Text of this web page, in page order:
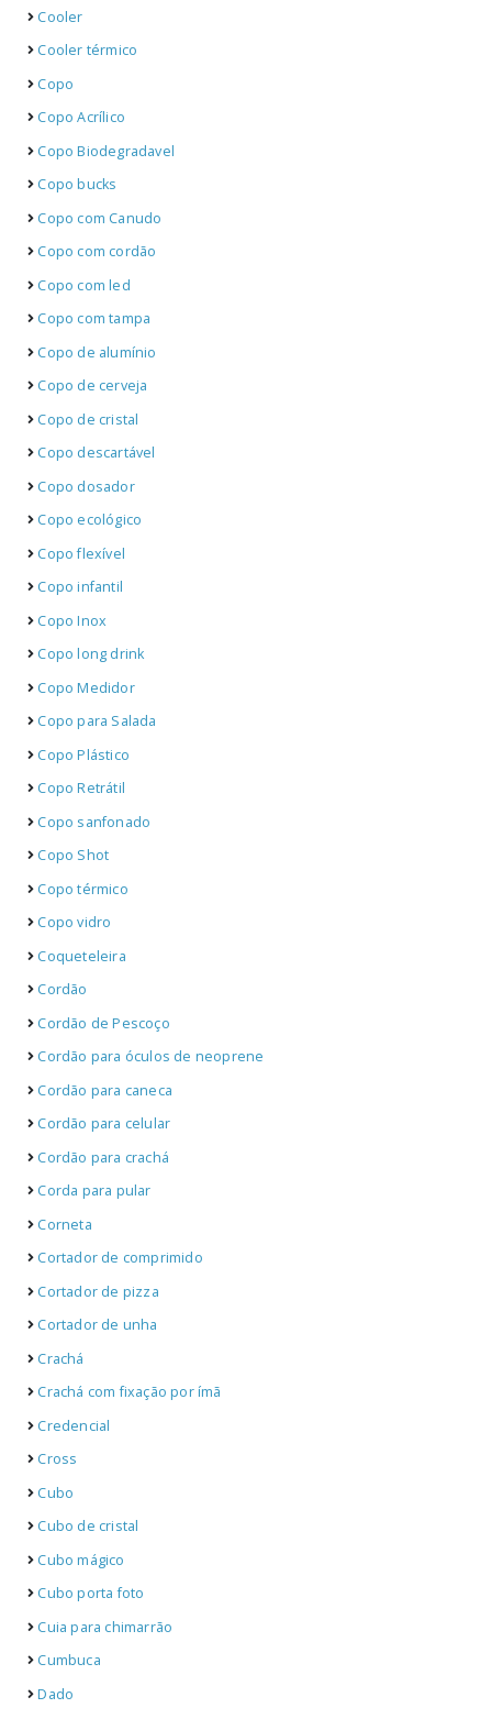
Cooler
Cooler térmico
Copo
Copo Acrílico
Copo Biodegradavel
Copo bucks
Copo com Canudo
Copo com cordão
Copo com led
Copo com tampa
Copo de alumínio
Copo de cerveja
Copo de cristal
Copo descartável
Copo dosador
Copo ecológico
Copo flexível
Copo infantil
Copo Inox
Copo long drink
Copo Medidor
Copo para Salada
Copo Plástico
Copo Retrátil
Copo sanfonado
Copo Shot
Copo térmico
Copo vidro
Coqueteleira
Cordão
Cordão de Pescoço
Cordão para óculos de neoprene
Cordão para caneca
Cordão para celular
Cordão para crachá
Corda para pular
Corneta
Cortador de comprimido
Cortador de pizza
Cortador de unha
Crachá
Crachá com fixação por ímã
Credencial
Cross
Cubo
Cubo de cristal
Cubo mágico
Cubo porta foto
Cuia para chimarrão
Cumbuca
Dado